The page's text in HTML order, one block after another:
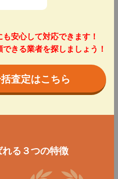
安心して対応できます！
きる業者を探しましょう！
査定はこちら
る３つの特徴